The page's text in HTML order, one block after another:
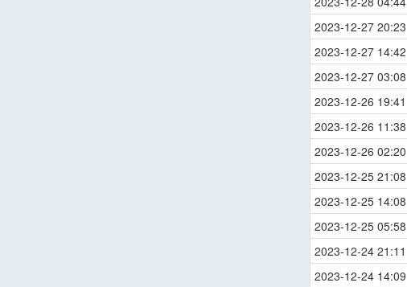
2023-12-27 20:23
2023-12-27 14:42
2023-12-27 03:08
2023-12-26 19:41
2023-12-26 11:38
2023-12-26 02:20
2023-12-25 21:08
2023-12-25 14:08
2023-12-25 05:58
2023-12-24 21:11
2023-12-24 14:09